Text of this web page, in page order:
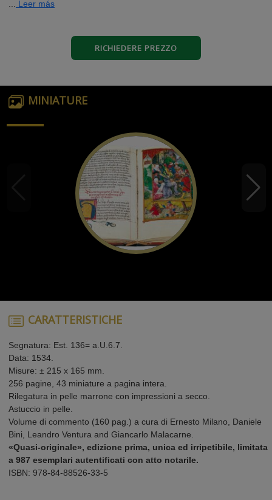
Leer más
RICHIEDERE PREZZO
MINIATURE
CARATTERISTICHE
Segnatura: Est. 136= a.U.6.7.
Data: 1534.
Misure: ± 215 x 165 mm.
256 pagine, 43 miniature a pagina intera.
Rilegatura in pelle marrone con impressioni a secco.
Astuccio in pelle.
Volume di commento (160 pag.) a cura di Ernesto Milano, Daniele
Bini, Leandro Ventura and Giancarlo Malacarne.
«Quasi-originale», edizione prima, unica ed irripetibile, limitata
a 987 esemplari autentificati con atto notarile.
ISBN: 978-84-88526-33-5